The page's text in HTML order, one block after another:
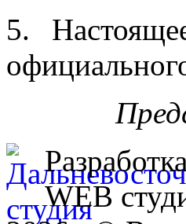
5.
WEB